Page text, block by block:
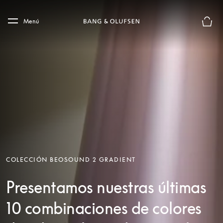
Skip to main footer
Menú
COLECCIÓN BEOSOUND 2 GRADIENT
Presentamos nuestras últimas
10 combinaciones de colores